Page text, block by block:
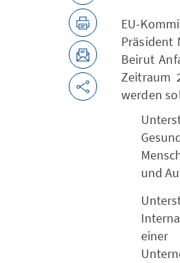
EU-
Präsident
Beirut
Zeitraum
werden
und